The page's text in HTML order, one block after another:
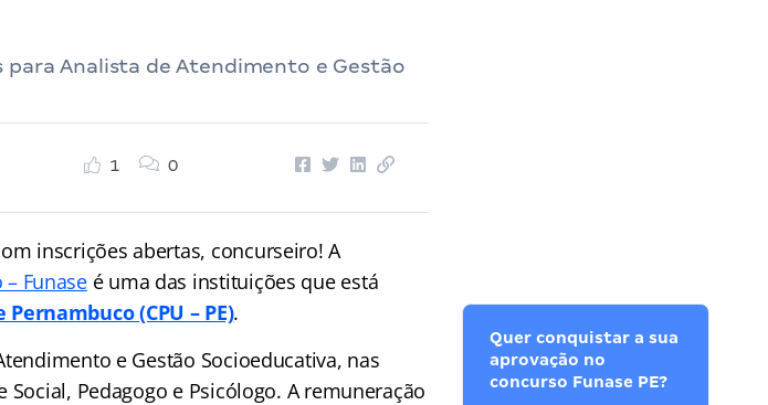
para Analista de Atendimento e Gestão
1 0
inscrições abertas, concurseiro! A
Funaseé uma das instituições que está
(CPU – PE).
e Gestão Socioeducativa, nas
Pedagogo e Psicólogo. A remuneração
Quer conquistar a sua
aprovação no
concurso Funase PE?